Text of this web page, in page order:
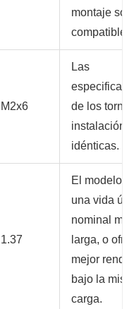
montaje son
compatibles.
M2x6
Las
de los
instalación
idénticas.
1.37
El modelo
una vida útil
nominal
larga, o
mejor
bajo la
carga.